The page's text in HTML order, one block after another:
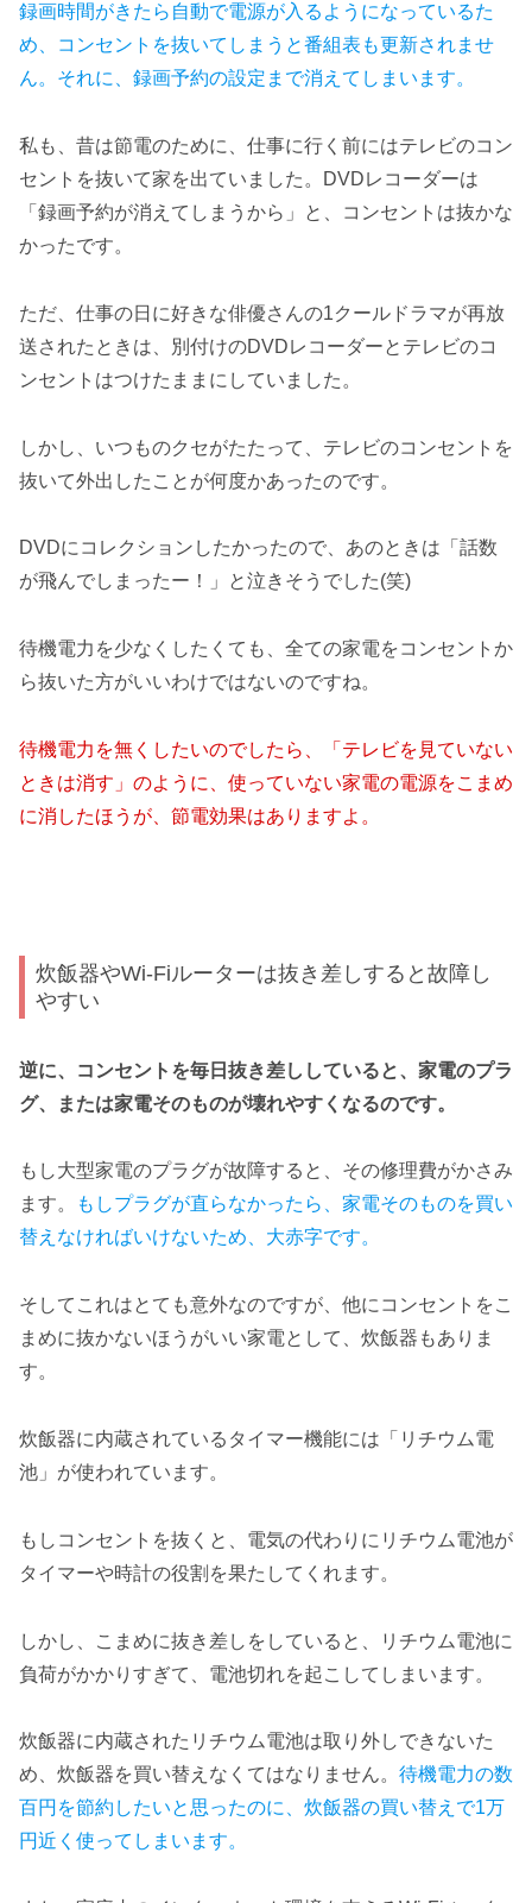
録画時間がきたら自動で電源が入るようになっているた
め、コンセントを抜いてしまうと番組表も更新されませ
ん。それに、録画予約の設定まで消えてしまいます。
私も、昔は節電のために、仕事に行く前にはテレビのコン
セントを抜いて家を出ていました。DVDレコーダーは
「録画予約が消えてしまうから」と、コンセントは抜かな
かったです。
ただ、仕事の日に好きな俳優さんの1クールドラマが再放
送されたときは、別付けのDVDレコーダーとテレビのコ
ンセントはつけたままにしていました。
しかし、いつものクセがたたって、テレビのコンセントを
抜いて外出したことが何度かあったのです。
DVDにコレクションしたかったので、あのときは「話数
が飛んでしまったー！」と泣きそうでした(笑)
待機電力を少なくしたくても、全ての家電をコンセントか
ら抜いた方がいいわけではないのですね。
待機電力を無くしたいのでしたら、「テレビを見ていない
ときは消す」のように、使っていない家電の電源をこまめ
に消したほうが、節電効果はありますよ。
炊飯器やWi-Fiルーターは抜き差しすると故障し
やすい
逆に、コンセントを毎日抜き差ししていると、家電のプラ
グ、または家電そのものが壊れやすくなるのです。
もし大型家電のプラグが故障すると、その修理費がかさみ
ます。
もしプラグが直らなかったら、家電そのものを買い
替えなければいけないため、大赤字です。
そしてこれはとても意外なのですが、他にコンセントをこ
まめに抜かないほうがいい家電として、炊飯器もありま
す。
炊飯器に内蔵されているタイマー機能には「リチウム電
池」が使われています。
もしコンセントを抜くと、電気の代わりにリチウム電池が
タイマーや時計の役割を果たしてくれます。
しかし、こまめに抜き差しをしていると、リチウム電池に
負荷がかかりすぎて、電池切れを起こしてしまいます。
炊飯器に内蔵されたリチウム電池は取り外しできないた
め、炊飯器を買い替えなくてはなりません。 待機電力の数
百円を節約したいと思ったのに、炊飯器の買い替えで1万
円近く使ってしまいます。